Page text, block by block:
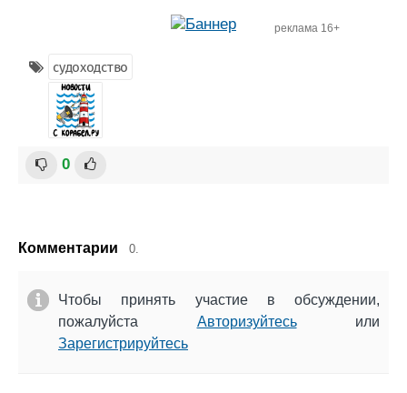
реклама 16+
судоходство
0
Комментарии 0.
Чтобы принять участие в обсуждении,
пожалуйста Авторизуйтесьили
Зарегистрируйтесь